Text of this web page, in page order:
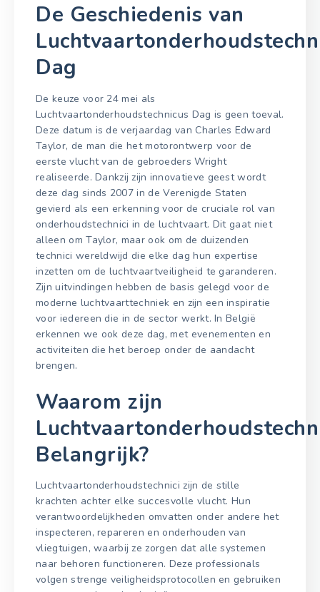
De Geschiedenis van
Dag
De keuze voor 24 mei als
Luchtvaartonderhoudstechnicus Dag is geen toeval.
Deze datum is de verjaardag van Charles Edward
Taylor, de man die het motorontwerp voor de
eerste vlucht van de gebroeders Wright
realiseerde. Dankzij zijn innovatieve geest wordt
deze dag sinds 2007 in de Verenigde Staten
gevierd als een erkenning voor de cruciale rol van
onderhoudstechnici in de luchtvaart. Dit gaat niet
alleen om Taylor, maar ook om de duizenden
technici wereldwijd die elke dag hun expertise
inzetten om de luchtvaartveiligheid te garanderen.
Zijn uitvindingen hebben de basis gelegd voor de
moderne luchtvaarttechniek en zijn een inspiratie
voor iedereen die in de sector werkt. In België
erkennen we ook deze dag, met evenementen en
activiteiten die het beroep onder de aandacht
brengen.
Waarom zijn
Belangrijk?
Luchtvaartonderhoudstechnici zijn de stille
krachten achter elke succesvolle vlucht. Hun
verantwoordelijkheden omvatten onder andere het
inspecteren, repareren en onderhouden van
vliegtuigen, waarbij ze zorgen dat alle systemen
naar behoren functioneren. Deze professionals
volgen strenge veiligheidsprotocollen en gebruiken